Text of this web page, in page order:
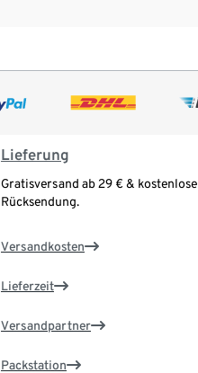
Lieferung
Gratisversand ab 29 € & kostenlose
Rücksendung.
Versandkosten
Lieferzeit
Versandpartner
Packstation